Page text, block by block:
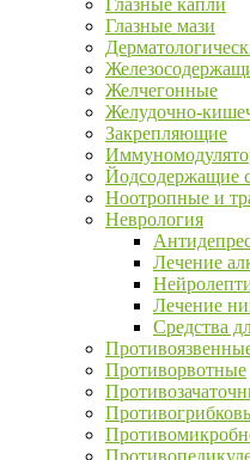
Глазные капли
Глазные мази
Желчегонные
Желудочно-
Закрепляющие
Йодсодержащие
Ноотропные и
Неврология
Лечение
Лечение
Средства
Противорвотные